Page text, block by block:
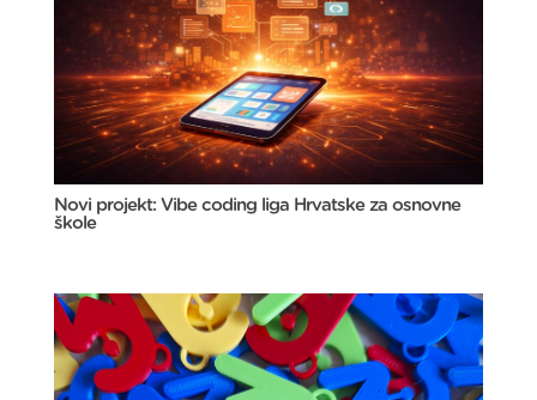
Novi projekt: Vibe coding liga Hrvatske za osnovne
škole